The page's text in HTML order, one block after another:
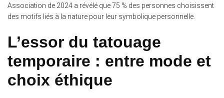
Association de 2024 a révélé que 75 % des personnes choisissent
des motifs liés à la nature pour leur symbolique personnelle.
L’essor du tatouage
temporaire : entre mode et
choix éthique